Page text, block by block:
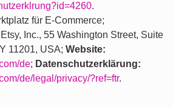
.
für E-Commerce;
Etsy, Inc., 55 Washington Street, Suite
11201, USA; Website:
de; Datenschutzerklärung:
de/legal/privacy/?ref=ftr.